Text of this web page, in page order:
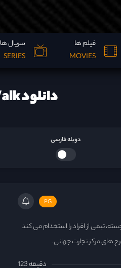
فیلم ها
MOVIES
سریال ها
SERIES
دانلود The Walk ها
دوبله فارسی
PG
برجسته، تیمی از افراد را استخدام می کند
های مرکز تجارت جهانی.
123 دقیقه